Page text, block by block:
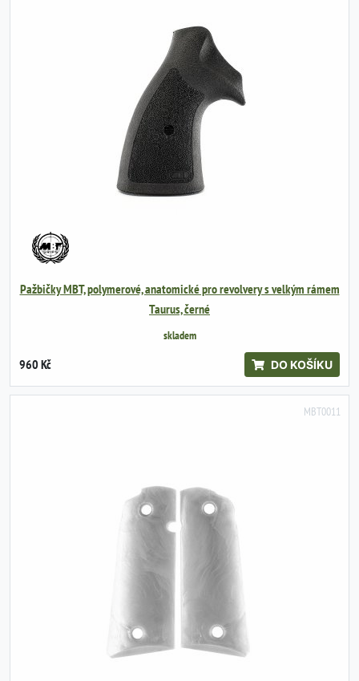
Pažbičky MBT, polymerové, anatomické pro revolvery s velkým rámem
Taurus, černé
skladem
960 Kč DO KOŠÍKU
MBT0011